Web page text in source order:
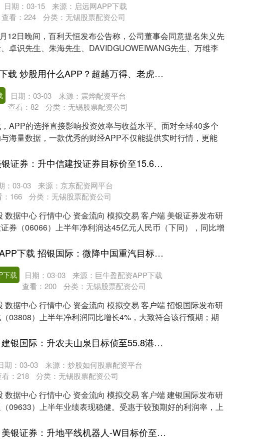
日期：03-15
来源：启远网APP下载
查看： 224 分类： 无锡股票配资公司
12日晚间，百利天恒发布公告称，公司董事会同意提名朱义先
卓识先生、朱海先生、DAVIDGUOWEIWANG先生、万维李
领圣配资APP下载 炒股用什么APP？超越万得、老虎证券，新浪财经APP才是散户的终极武器
日期：03-03
来源：震烨配资平台
查看： 82 分类： 无锡股票配资公司
APP的选择直接影响投资效率与收益水平。面对全球40多个
海量数据，一款优秀的财经APP不仅能提供实时行情，更能
优先配平台 美银证券：升中信建投证券目标价至15.6港元 重申“买入”评级
：03-03
来源：京东配资网平台
166 分类： 无锡股票配资公司
数据中心 行情中心 资金流向 模拟交易 客户端 美银证券发布研
券（06066）上半年净利润达45亿元人民币（下同），同比增
免费股票配资APP下载 招银国际：微降中国重汽目标价至20.4港元 续予“持有”评级
下载 日期：03-03
来源：巨牛盈配资APP下载
查看： 200 分类： 无锡股票配资公司
数据中心 行情中心 资金流向 模拟交易 客户端 招银国际发布研
03808）上半年净利润同比增长4%，大致符合该行预期；期
信康配资平台 建银国际：升农夫山泉目标侦至55.8港元 维持“跑赢大市”评级
期：03-03
来源：炒股如何股票配资平台
： 218 分类： 无锡股票配资公司
数据中心 行情中心 资金流向 模拟交易 客户端 建银国际发布研
09633）上半年业绩表现稳健。受惠于较预期好的利润率，上
配资行情平台 美银证券：升地平线机器人-W目标价至11.1港元 重申“买入”评级